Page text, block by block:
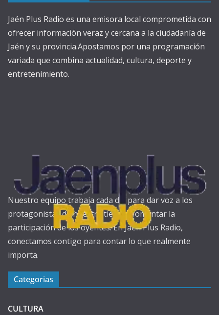
Jaén Plus Radio es una emisora local comprometida con
ofrecer información veraz y cercana a la ciudadanía de
Jaén y su provincia.Apostamos por una programación
variada que combina actualidad, cultura, deporte y
entretenimiento.
Nuestro equipo trabaja cada día para dar voz a los
protagonistas de nuestra tierra y fomentar la
participación de los oyentes. En Jaén Plus Radio,
conectamos contigo para contar lo que realmente
importa.
Categorias
CULTURA